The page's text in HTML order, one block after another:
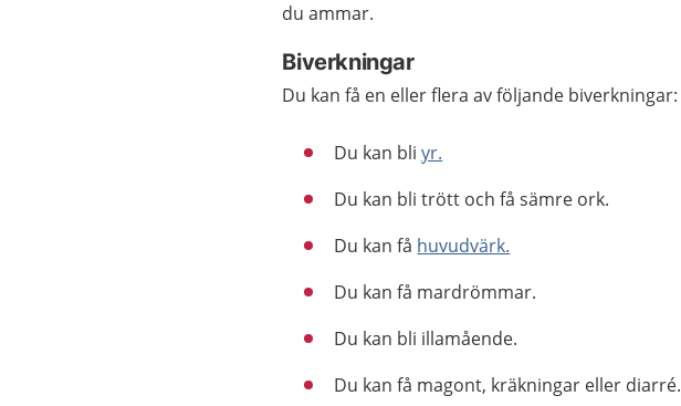
du ammar.
Biverkningar
Du kan få en eller flera av följande biverkningar:
Du kan bliyr.
Du kan bli trött och få sämre ork.
Du kan få huvudvärk.
Du kan få mardrömmar.
Du kan bli illamående.
Du kan få magont, kräkningar eller diarré.